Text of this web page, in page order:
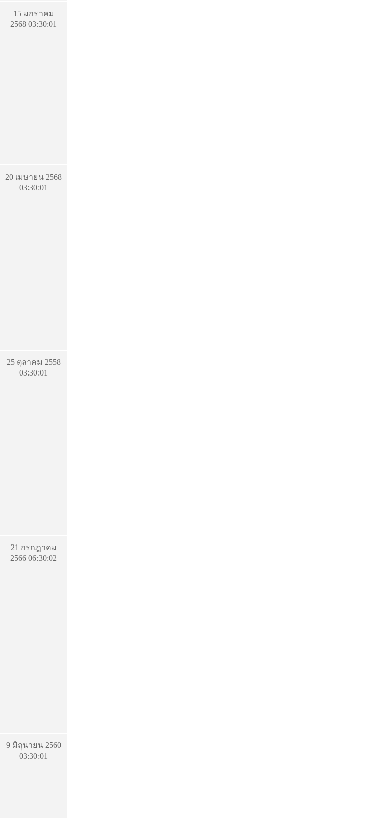
15 มกราคม
2568 03:30:01
20 เมษายน 2568
03:30:01
25 ตุลาคม 2558
03:30:01
21 กรกฎาคม
2566 06:30:02
9 มิถุนายน 2560
03:30:01